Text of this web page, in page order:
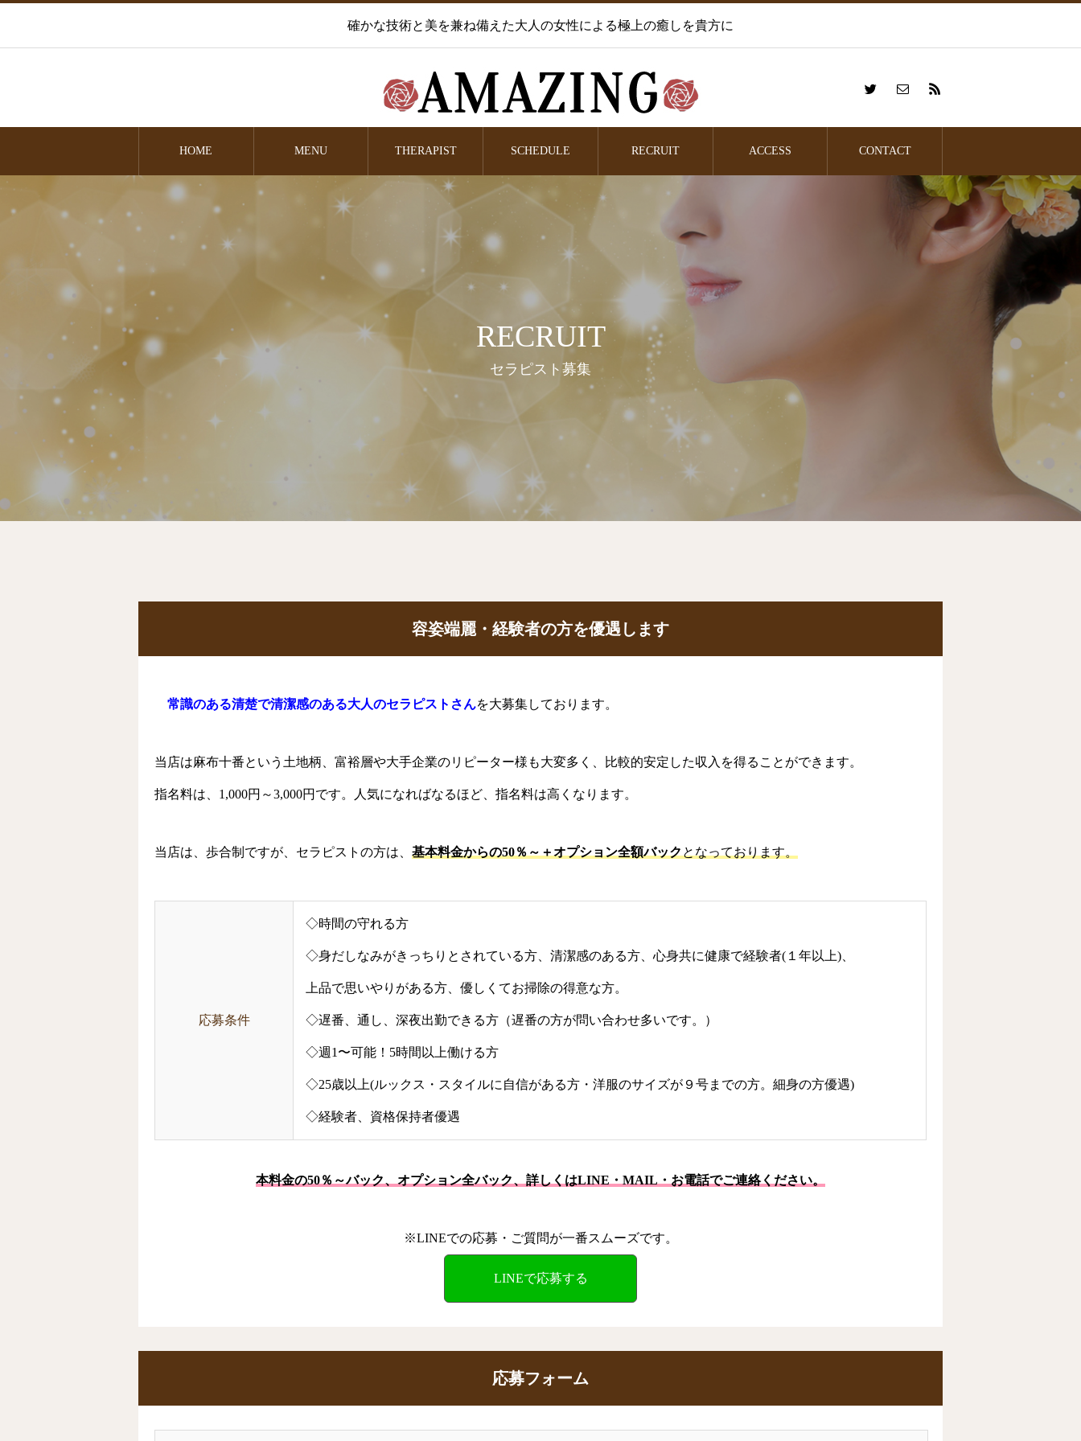
確かな技術と美を兼ね備えた大人の女性による極上の癒しを貴方に
HOME MENU THERAPIST SCHEDULE RECRUIT ACCESS CONTACT
RECRUIT
セラピスト募集
容姿端麗・経験者の方を優遇します
常識のある清楚で清潔感のある大人のセラピストさんを大募集しております。
当店は麻布十番という土地柄、富裕層や大手企業のリピーター様も大変多く、比較的安定した収入を得ることができます。
指名料は、1,000円～3,000円です。人気になればなるほど、指名料は高くなります。
当店は、歩合制ですが、セラピストの方は、 基本料金からの50％～＋オプション全額バック となっております。
応募条件
◇時間の守れる方
◇身だしなみがきっちりとされている方、清潔感のある方、心身共に健康で経験者(１年以上)、
上品で思いやりがある方、優しくてお掃除の得意な方。
◇遅番、通し、深夜出勤できる方（遅番の方が問い合わせ多いです。）
◇週1〜可能！5時間以上働ける方
◇25歳以上(ルックス・スタイルに自信がある方・洋服のサイズが９号までの方。細身の方優遇)
◇経験者、資格保持者優遇
本料金の50％～バック、オプション全バック、詳しくはLINE・MAIL・お電話でご連絡ください。
※LINEでの応募・ご質問が一番スムーズです。
LINEで応募する
応募フォーム